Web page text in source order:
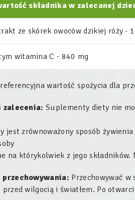
składnika w zalecanej
ze skórek owoców dzikiej róży -
witamina C - 840 mg
wartość spożycia dla
zalecenia: Suplementy diety nie
jest zrównoważony sposób
na którykolwiek z jego
przechowywania: Przechowywać w
wilgocią i światłem. Po